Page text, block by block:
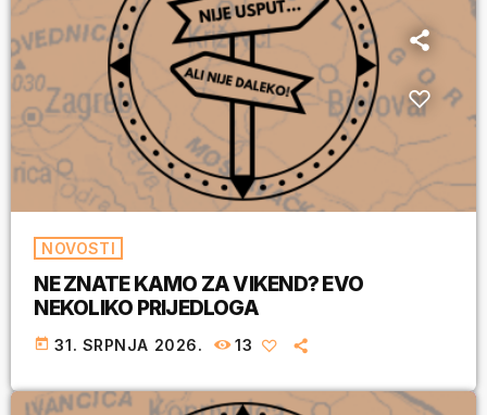
NOVOSTI
NE ZNATE KAMO ZA VIKEND? EVO
NEKOLIKO PRIJEDLOGA
today 31. SRPNJA 2026. 13